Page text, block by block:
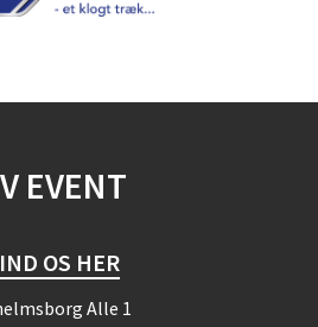
EVENT
OS HER
Alle 1